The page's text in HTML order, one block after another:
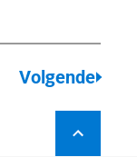
Volgende